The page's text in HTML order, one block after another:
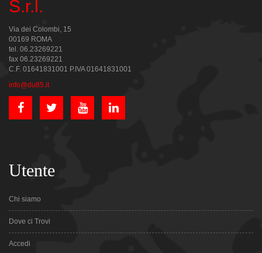
S.r.l.
Via dei Colombi, 15
00169 ROMA
tel. 06.23269221
fax 06.23269221
C.F. 01641831001 P.IVA 01641831001
info@du85.it
Utente
Chi siamo
Dove ci Trovi
Accedi